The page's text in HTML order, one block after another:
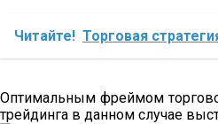
Читайте! Торговая
Оптимальным фреймом
трейдинга в данном случае